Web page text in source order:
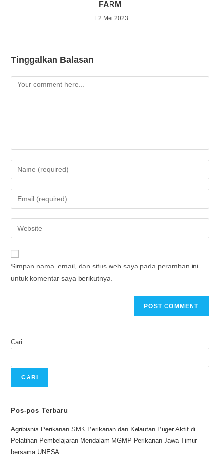
FARM
2 Mei 2023
Tinggalkan Balasan
Simpan nama, email, dan situs web saya pada peramban ini
untuk komentar saya berikutnya.
Cari
CARI
Pos-pos Terbaru
Agribisnis Perikanan SMK Perikanan dan Kelautan Puger Aktif di
Pelatihan Pembelajaran Mendalam MGMP Perikanan Jawa Timur
bersama UNESA